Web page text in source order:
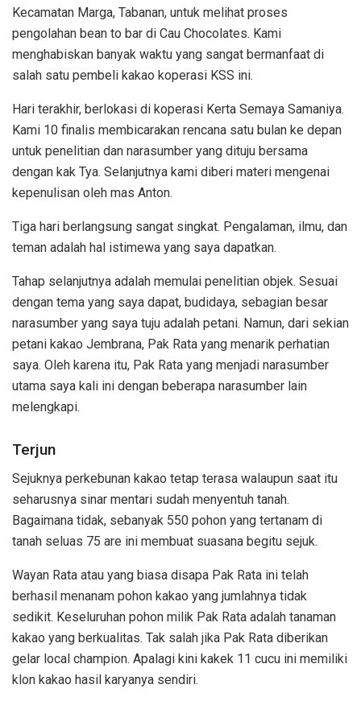
Kecamatan Marga, Tabanan, untuk melihat proses
pengolahan bean to bar di Cau Chocolates. Kami
menghabiskan banyak waktu yang sangat bermanfaat di
salah satu pembeli kakao koperasi KSS ini.
Hari terakhir, berlokasi di koperasi Kerta Semaya Samaniya.
Kami 10 finalis membicarakan rencana satu bulan ke depan
untuk penelitian dan narasumber yang dituju bersama
dengan kak Tya. Selanjutnya kami diberi materi mengenai
kepenulisan oleh mas Anton.
Tiga hari berlangsung sangat singkat. Pengalaman, ilmu, dan
teman adalah hal istimewa yang saya dapatkan.
Tahap selanjutnya adalah memulai penelitian objek. Sesuai
dengan tema yang saya dapat, budidaya, sebagian besar
narasumber yang saya tuju adalah petani. Namun, dari sekian
petani kakao Jembrana, Pak Rata yang menarik perhatian
saya. Oleh karena itu, Pak Rata yang menjadi narasumber
utama saya kali ini dengan beberapa narasumber lain
melengkapi.
Terjun
Sejuknya perkebunan kakao tetap terasa walaupun saat itu
seharusnya sinar mentari sudah menyentuh tanah.
Bagaimana tidak, sebanyak 550 pohon yang tertanam di
tanah seluas 75 are ini membuat suasana begitu sejuk.
Wayan Rata atau yang biasa disapa Pak Rata ini telah
berhasil menanam pohon kakao yang jumlahnya tidak
sedikit. Keseluruhan pohon milik Pak Rata adalah tanaman
kakao yang berkualitas. Tak salah jika Pak Rata diberikan
gelar local champion. Apalagi kini kakek 11 cucu ini memiliki
klon kakao hasil karyanya sendiri.